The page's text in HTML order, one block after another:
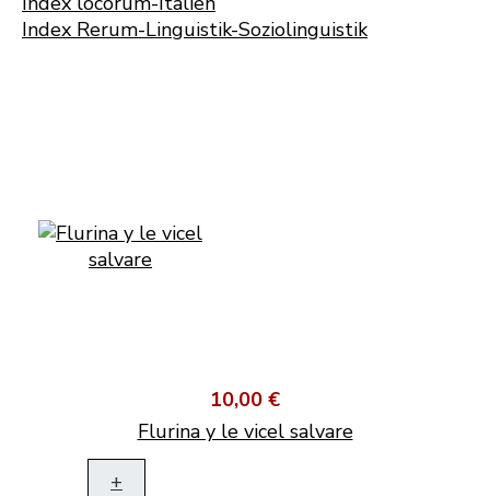
Index Rerum-Linguistik-Soziolinguistik
10,00 €
Flurina y le vicel salvare
+